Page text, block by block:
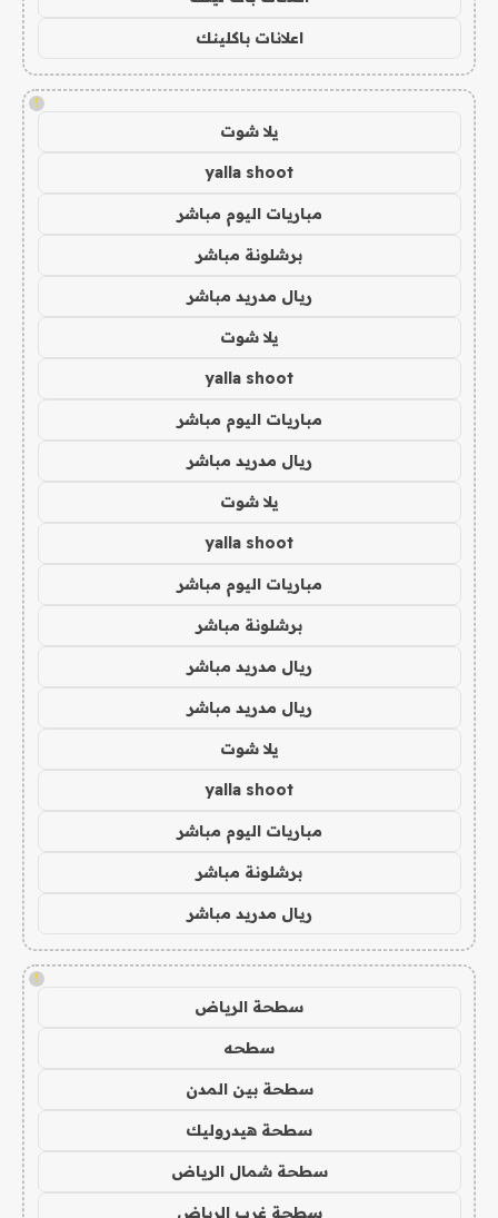
اعلانات باكلينك
!
يلا شوت
yalla shoot
مباريات اليوم مباشر
برشلونة مباشر
ريال مدريد مباشر
يلا شوت
yalla shoot
مباريات اليوم مباشر
ريال مدريد مباشر
يلا شوت
yalla shoot
مباريات اليوم مباشر
برشلونة مباشر
ريال مدريد مباشر
ريال مدريد مباشر
يلا شوت
yalla shoot
مباريات اليوم مباشر
برشلونة مباشر
ريال مدريد مباشر
!
سطحة الرياض
سطحه
سطحة بين المدن
سطحة هيدروليك
سطحة شمال الرياض
سطحة غرب الرياض